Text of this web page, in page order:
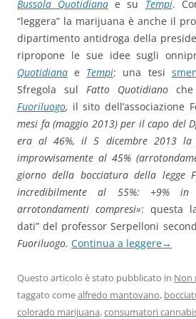
Bussola Quotidiana e su Tempi.
“leggera” la marijuana è anche il
dipartimento antidroga della
ripropone le sue idee sugli
Quotidiana e Tempi: una tesi
Sfregola sul Fatto Quotidianoche
Fuoriluogo, il sito dell’associazione
mesi fa (maggio 2013) per il capo del
era al 46%, il 5 dicembre 2013 la
improvvisamente al 45%
giorno della bocciatura della legge
incredibilmente al 55%: +9%
arrotondamenti compresi»: questa
dati” del professor Serpelloni
Fuoriluogo. Continua a leggere→
Questo articolo è stato pubblicato in Non
taggato comealfredo mantovano,
colorado marijuana,consumatori